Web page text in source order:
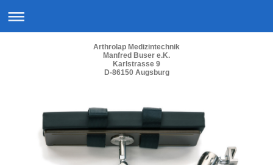
Arthrolap Medizintechnik
Manfred Buser e.K.
Karlstrasse 9
D-86150 Augsburg